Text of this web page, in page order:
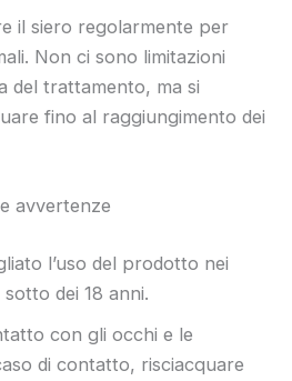
il siero regolarmente per
Non ci sono limitazioni
del trattamento, ma si
fino al raggiungimento dei
avvertenze
l’uso del prodotto nei
dei 18 anni.
con gli occhi e le
di contatto, risciacquare